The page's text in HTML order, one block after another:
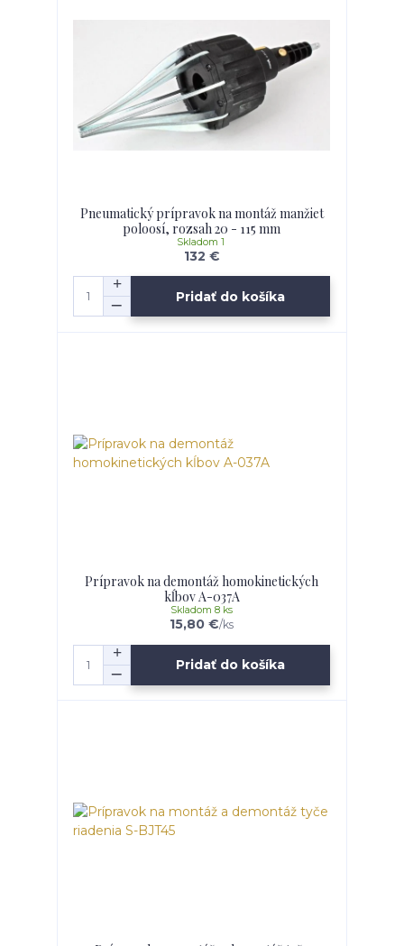
Pneumatický prípravok na montáž manžiet
poloosí, rozsah 20 - 115 mm
132 €
Skladom 1
Pridať do košíka
Prípravok na demontáž homokinetických
kĺbov A-037A
15,80 €/ks
Skladom 8 ks
Pridať do košíka